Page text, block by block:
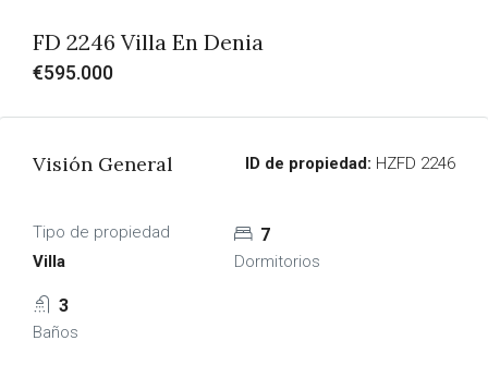
FD 2246 Villa En Denia
€595.000
Visión General ID de propiedad: HZFD 2246
Tipo de propiedad
Villa
7
Dormitorios
3
Baños